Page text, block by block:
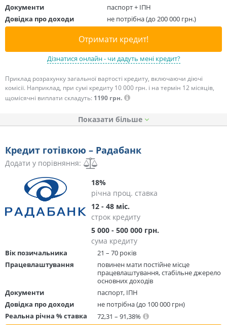
Документи
паспорт + ІПН
Довідка про доходи
не потрібна (до 200 000 грн.)
Отримати кредит!
Дізнатися онлайн - чи дадуть мені кредит?
Приклад розрахунку загальної вартості кредиту, включаючи діючі
комісії. Наприклад, при сумі кредиту 10 000 грн. і на термін 12 місяців,
щомісячні виплати складуть: 1190 грн.
Показати
Кредит готівкою – Радабанк
Додати у порівняння:
18%
річна проц. ставка
12 - 48 міс.
строк кредиту
5 000 - 500 000 грн.
сума кредиту
Вік позичальника
21 – 70 років
Працевлаштування
повинен мати постійне місце
працевлаштування, стабільне джерело
основних доходів
Документи
паспорт, ІПН
Довідка про доходи
не потрібна (до 100 000 грн)
Реальна річна % ставка
72,31 – 91,38%